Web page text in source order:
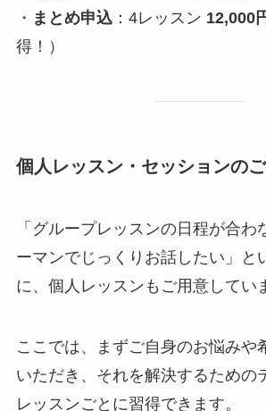
・ まとめ申込：4レッスン 12,000
得！）
個人レッスン・セッションの
「グループレッスンの日程が合わ
ーマンでじっくりお話したい」と
に、個人レッスンもご用意してい
ここでは、まずご自身のお悩みや
いただき、それを解決するための
レッスンごとに習得できます。